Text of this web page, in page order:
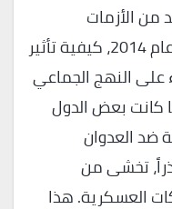
من الأزمات
السابقة، مثل الأزمة الأوكرانية عام 2014، كيفية تأثير
على النهج الجماعي
كانت بعض الدول
ضد العدوان
تخشى من
العسكرية. هذا